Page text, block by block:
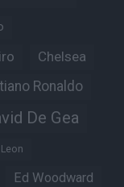
Chelsea
Ronaldo
De Gea
Ed Woodward